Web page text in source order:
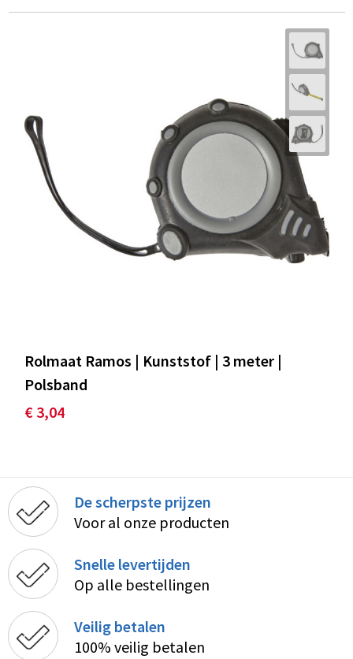
Rolmaat Ramos | Kunststof | 3 meter |
Polsband
€ 3,04
De scherpste prijzen
Voor al onze producten
Snelle levertijden
Op alle bestellingen
Veilig betalen
100% veilig betalen